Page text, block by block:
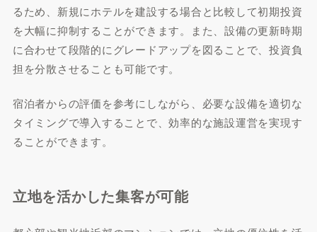
るため、新規にホテルを建設する場合と比較して初期投資
を大幅に抑制することができます。また、設備の更新時期
に合わせて段階的にグレードアップを図ることで、投資負
担を分散させることも可能です。
宿泊者からの評価を参考にしながら、必要な設備を適切な
タイミングで導入することで、効率的な施設運営を実現す
ることができます。
立地を活かした集客が可能